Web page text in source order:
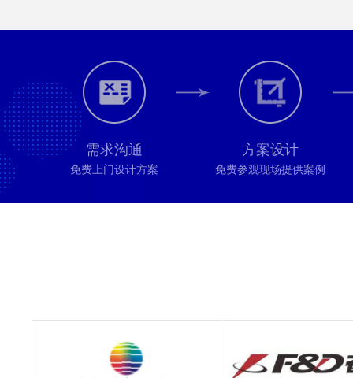
需求沟通
免费上门设计方案
方案设计
免费参观现场提供案例